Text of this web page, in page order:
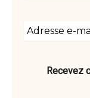
Recevez